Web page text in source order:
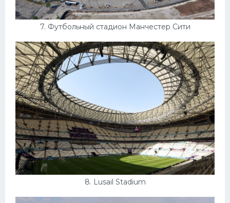
7. Футбольный стадион Манчестер Сити
8. Lusail Stadium